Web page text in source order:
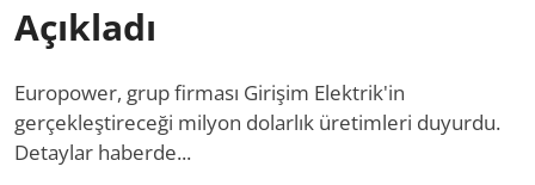
Açıkladı
Europower, grup firması Girişim Elektrik'in
gerçekleştireceği milyon dolarlık üretimleri duyurdu.
Detaylar haberde...